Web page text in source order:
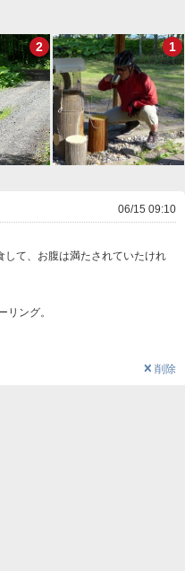
2 1
06/15 09:10
て、お腹は満たされていたけれ
リング。
❌ 削除